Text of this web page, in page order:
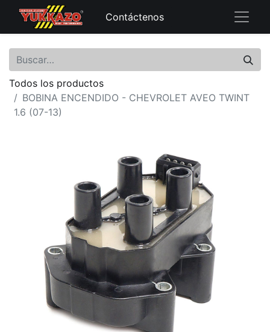
Contáctenos
Todos los productos
BOBINA ENCENDIDO - CHEVROLET AVEO TWINT
1.6 (07-13)